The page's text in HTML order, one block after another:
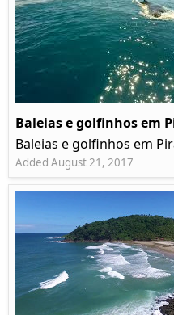
Baleias e golfinhos em
Baleias e golfinhos em
Added August 21, 2017